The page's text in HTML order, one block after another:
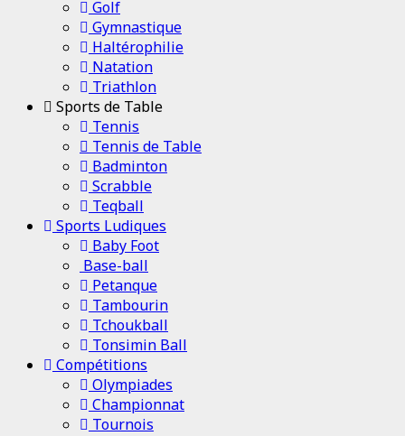
Golf
Gymnastique
Haltérophilie
Natation
Triathlon
Sports de Table
Tennis
Tennis de Table
Badminton
Scrabble
Teqball
Sports Ludiques
Baby Foot
Base-ball
Petanque
Tambourin
Tchoukball
Tonsimin Ball
Compétitions
Olympiades
Championnat
Tournois